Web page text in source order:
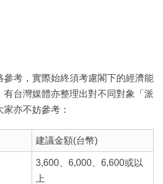
參考，實際始終須考慮閣下的經濟能
有台灣媒體亦整理出對不同對象「派
亦不妨參考：
建議金額(台幣)
3,600、6,000、6,600或以
上